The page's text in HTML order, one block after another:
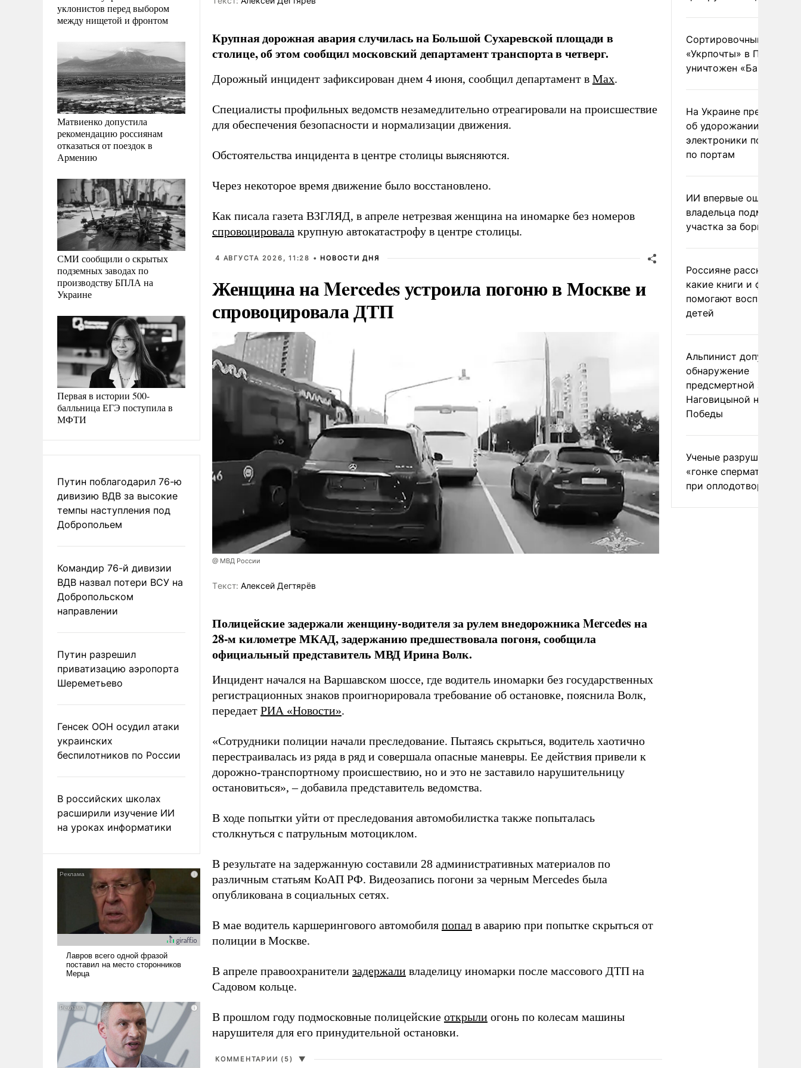
уклонистов перед выбором
между нищетой и фронтом
Матвиенко допустила
рекомендацию россиянам
отказаться от поездок в
Армению
СМИ сообщили о скрытых
подземных заводах по
производству БПЛА на
Украине
Первая в истории 500-
балльница ЕГЭ поступила в
МФТИ
Путин поблагодарил 76-ю
дивизию ВДВ за высокие
темпы наступления под
Добропольем
Командир 76-й дивизии
ВДВ назвал потери ВСУ на
Добропольском
направлении
Путин разрешил
приватизацию аэропорта
Шереметьево
Генсек ООН осудил атаки
украинских
беспилотников по России
В российских школах
расширили изучение ИИ
на уроках информатики
Крупная дорожная авария случилась на Большой Сухаревской площади в
столице, об этом сообщил московский департамент транспорта в четверг.
Дорожный инцидент зафиксирован днем 4 июня, сообщил департамент в Max.
Специалисты профильных ведомств незамедлительно отреагировали на происшествие
для обеспечения безопасности и нормализации движения.
Обстоятельства инцидента в центре столицы выясняются.
Через некоторое время движение было восстановлено.
Как писала газета ВЗГЛЯД, в апреле нетрезвая женщина на иномарке без номеров
спровоцировала крупную автокатастрофу в центре столицы.
4 АВГУСТА 2026, 11:28 • НОВОСТИ ДНЯ
Женщина на Mercedes устроила погоню в Москве и
спровоцировала ДТП
@ МВД России
Tекст: Алексей Дегтярёв
Полицейские задержали женщину-водителя за рулем внедорожника Mercedes на
28-м километре МКАД, задержанию предшествовала погоня, сообщила
официальный представитель МВД Ирина Волк.
Инцидент начался на Варшавском шоссе, где водитель иномарки без государственных
регистрационных знаков проигнорировала требование об остановке, пояснила Волк,
передает РИА «Новости».
«Сотрудники полиции начали преследование. Пытаясь скрыться, водитель хаотично
перестраивалась из ряда в ряд и совершала опасные маневры. Ее действия привели к
дорожно-транспортному происшествию, но и это не заставило нарушительницу
остановиться», – добавила представитель ведомства.
В ходе попытки уйти от преследования автомобилистка также попыталась
столкнуться с патрульным мотоциклом.
В результате на задержанную составили 28 административных материалов по
различным статьям КоАП РФ. Видеозапись погони за черным Mercedes была
опубликована в социальных сетях.
В мае водитель каршерингового автомобиля попал в аварию при попытке скрыться от
полиции в Москве.
В апреле правоохранители задержали владелицу иномарки после массового ДТП на
Садовом кольце.
В прошлом году подмосковные полицейские открыли огонь по колесам машины
нарушителя для его принудительной остановки.
КОММЕНТАРИИ (5) ▼
Сортировочный пункт
«Укрпочты» в
уничтожен
На Украине
об удорожании
электроники после
по портам
ИИ впервые
владельца
участка за борщевик
Россияне рассказали,
какие книги и фильмы
помогают воспитывать
детей
Альпинист допустил
обнаружение
предсмертной записки
Наговицыной на пике
Победы
Ученые разрушили миф
«гонке
при оплодотворении